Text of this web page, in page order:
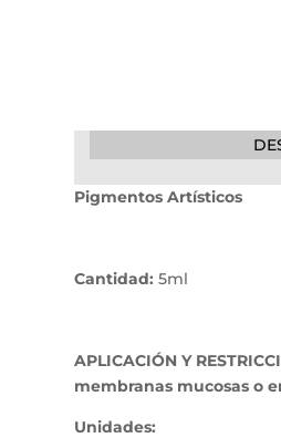
Pigmentos Artísticos
Cantidad: 5ml
APLICACIÓN Y
membranas mucosas o
Unidades: